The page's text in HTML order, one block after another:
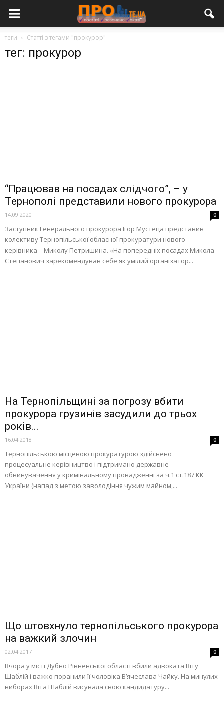
теги Статті з тегами "прокурор"
тег: прокурор
“Працював на посадах слідчого”, – у
Тернополі представили нового прокурора
14.09.2020 0
Заступник Генерального прокурора Ігор Мустеца представив
колективу Тернопільської обласної прокуратури нового
керівника – Миколу Петришина. «На попередніх посадах Микола
Степанович зарекомендував себе як умілий організатор...
На Тернопільщині за погрозу вбити
прокурора грузинів засудили до трьох
років...
16.04.2018 0
Тернопільською місцевою прокуратурою здійснено
процесуальне керівництво і підтримано державне
обвинувачення у кримінальному провадженні за ч.1 ст.187 КК
України (напад з метою заволодіння чужим майном,...
Що штовхнуло тернопільського прокурора
на важкий злочин
02.04.2017 0
Вчора у місті Дубно Рівненської області вбили адвоката Віту
Шаблій і важко поранили її чоловіка В’ячеслава Чайку. На минулих
виборах Віта Шаблій висувала свою кандидатуру...